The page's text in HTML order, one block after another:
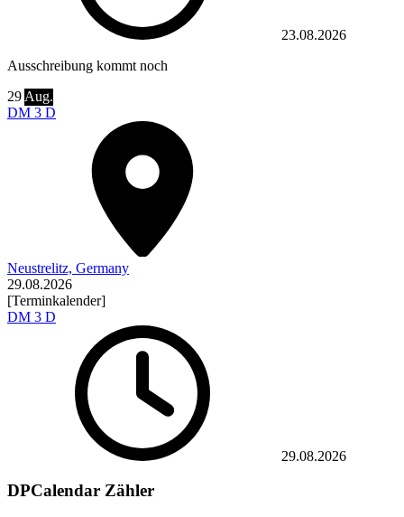
23.08.2026
Ausschreibung kommt noch
29 Aug.
DM 3 D
Neustrelitz, Germany
29.08.2026
[Terminkalender]
DM 3 D
29.08.2026
DPCalendar Zähler